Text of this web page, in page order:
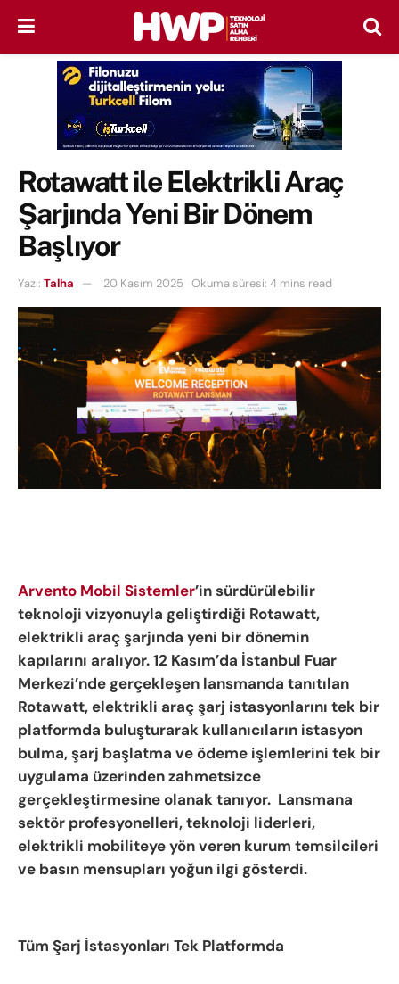
Rotawatt ile Elektrikli Araç
Şarjında Yeni Bir Dönem
Başlıyor
Yazı: Talha 20 Kasım 2025 Okuma süresi: 4 mins read
Arvento Mobil Sistemler’in sürdürülebilir
teknoloji vizyonuyla geliştirdiği Rotawatt,
elektrikli araç şarjında yeni bir dönemin
kapılarını aralıyor. 12 Kasım’da İstanbul Fuar
Merkezi’nde gerçekleşen lansmanda tanıtılan
Rotawatt, elektrikli araç şarj istasyonlarını tek bir
platformda buluşturarak kullanıcıların istasyon
bulma, şarj başlatma ve ödeme işlemlerini tek bir
uygulama üzerinden zahmetsizce
gerçekleştirmesine olanak tanıyor. Lansmana
sektör profesyonelleri, teknoloji liderleri,
elektrikli mobiliteye yön veren kurum temsilcileri
ve basın mensupları yoğun ilgi gösterdi.
Tüm Şarj İstasyonları Tek Platformda